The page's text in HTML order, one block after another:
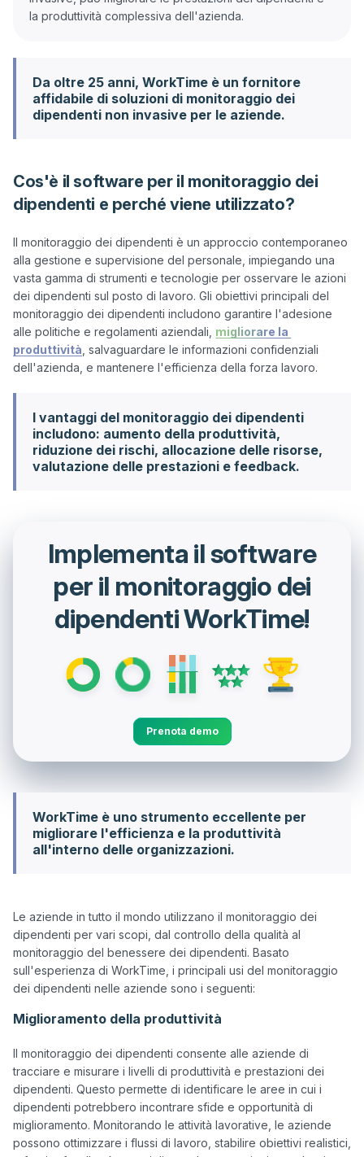
Da oltre 25 anni, WorkTime è un fornitore
affidabile di soluzioni di monitoraggio dei
dipendenti non invasive per le aziende.
Cos'è il software per il monitoraggio dei
dipendenti e perché viene utilizzato?
Il monitoraggio dei dipendenti è un approccio contemporaneo
alla gestione e supervisione del personale, impiegando una
vasta gamma di strumenti e tecnologie per osservare le azioni
dei dipendenti sul posto di lavoro. Gli obiettivi principali del
monitoraggio dei dipendenti includono garantire l'adesione
alle politiche e regolamenti aziendali, migliorare la
produttività , salvaguardare le informazioni confidenziali
I vantaggi del monitoraggio dei dipendenti
includono: aumento della produttività,
riduzione dei rischi, allocazione delle risorse,
valutazione delle prestazioni e feedback.
Implementa il software
per il monitoraggio dei
dipendenti WorkTime!
Prenota demo
WorkTime è uno strumento eccellente per
migliorare l'efficienza e la produttività
all'interno delle organizzazioni.
Le aziende in tutto il mondo utilizzano il monitoraggio dei
dipendenti per vari scopi, dal controllo della qualità al
monitoraggio del benessere dei dipendenti. Basato
sull'esperienza di WorkTime, i principali usi del monitoraggio
Miglioramento della produttività
Il monitoraggio dei dipendenti consente alle aziende di
tracciare e misurare i livelli di produttività e prestazioni dei
dipendenti. Questo permette di identificare le aree in cui i
dipendenti potrebbero incontrare sfide e opportunità di
miglioramento. Monitorando le attività lavorative, le aziende
possono ottimizzare i flussi di lavoro, stabilire obiettivi realistici,